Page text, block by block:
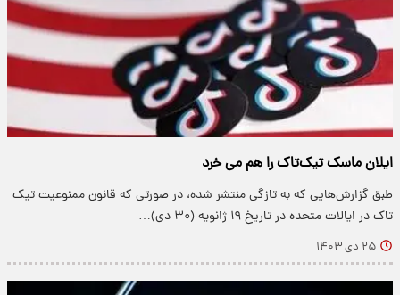
ایلان ماسک تیک‌تاک را هم می خرد
طبق گزارش‌هایی که به تازگی منتشر شده، در صورتی که قانون ممنوعیت تیک
تاک در ایالات متحده در تاریخ ۱۹ ژانویه (۳۰ دی)…
۲۵ دی ۱۴۰۳